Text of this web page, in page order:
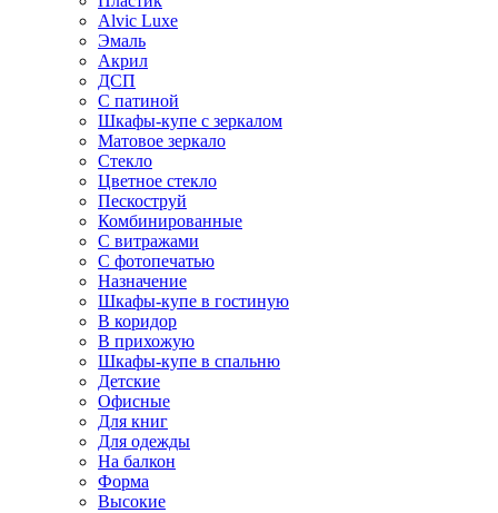
Alvic Luxe
Эмаль
Акрил
ДСП
С патиной
Шкафы-купе с зеркалом
Матовое зеркало
Стекло
Цветное стекло
Пескоструй
Комбинированные
С витражами
С фотопечатью
Назначение
Шкафы-купе в гостиную
В коридор
В прихожую
Шкафы-купе в спальню
Детские
Офисные
Для книг
Для одежды
На балкон
Форма
Высокие